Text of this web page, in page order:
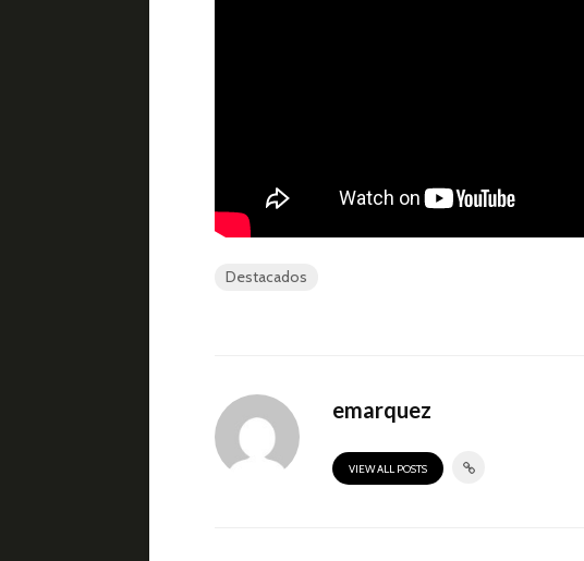
Destacados
emarquez
VIEW ALL POSTS